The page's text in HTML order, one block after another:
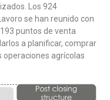
Los 924
se han reunido con
puntos de venta
a planificar, comprar
operaciones agrícolas